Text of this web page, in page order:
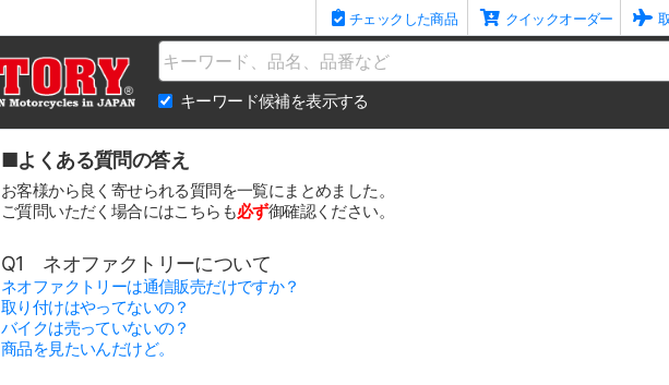
チェックした商品 クイックオーダー
Name
キーワード候補を表示する
■よくある質問の答え
お客様から良く寄せられる質問を一覧にまとめました。
ご質問いただく場合にはこちらも必ず御確認ください。
Q1 ネオファクトリーについて
ネオファクトリーは通信販売だけですか？
取り付けはやってないの？
バイクは売っていないの？
商品を見たいんだけど。